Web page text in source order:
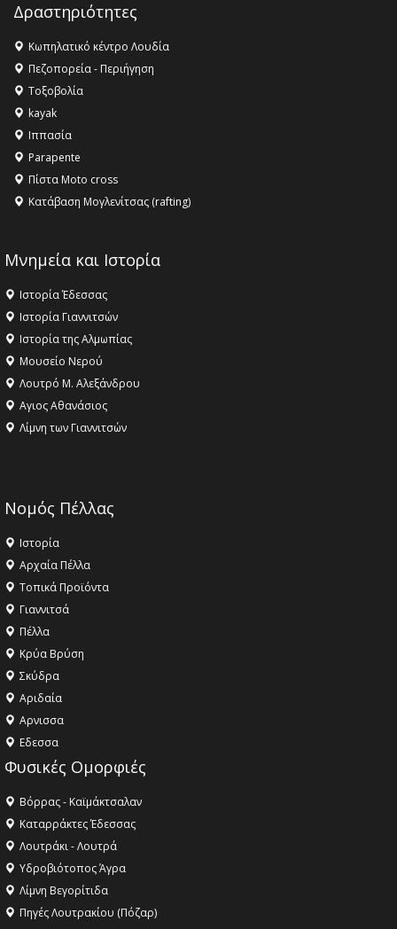
16:27 - Όλυμπος: Εντάχθηκε στον Κατάλογο Παγκόσμιας
Κληρονομιάς της UNESCO – Ομόφωνη η απόφαση Ο
Όλυμπος αναγνωρίστηκε ως φυσικό και πολιτιστικό
αγαθό εξέχουσας οικουμενικής αξίας για την
ανθρωπότητα
16:18 -
ΣΤΗΝ ΕΔΕΣΣΑ
Δραστηριότητες
Κωπηλατικό κέντρο Λουδία
Πεζοπορεία - Περιήγηση
Τοξοβολία
kayak
Ιππασία
Parapente
Πίστα Moto cross
Κατάβαση Μογλενίτσας (rafting)
Μνημεία και Ιστορία
Ιστορία Έδεσσας
Ιστορία Γιαννιτσών
Ιστορία της Αλμωπίας
Μουσείο Νερού
Λουτρό Μ. Αλεξάνδρου
Αγιος Αθανάσιος
Λίμνη των Γιαννιτσών
Νομός Πέλλας
Ιστορία
Αρχαία Πέλλα
Τοπικά Προϊόντα
Γιαννιτσά
Πέλλα
Κρύα Βρύση
Σκύδρα
Αριδαία
Aρνισσα
Eδεσσα
Φυσικές Ομορφιές
Βόρρας - Καϊμάκτσαλαν
Καταρράκτες Έδεσσας
Λουτράκι - Λουτρά
Υδροβιότοπος Άγρα
Λίμνη Βεγορίτιδα
Πηγές Λουτρακίου (Πόζαρ)